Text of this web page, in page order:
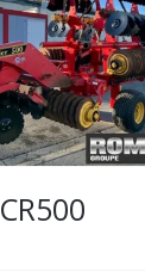
CR500